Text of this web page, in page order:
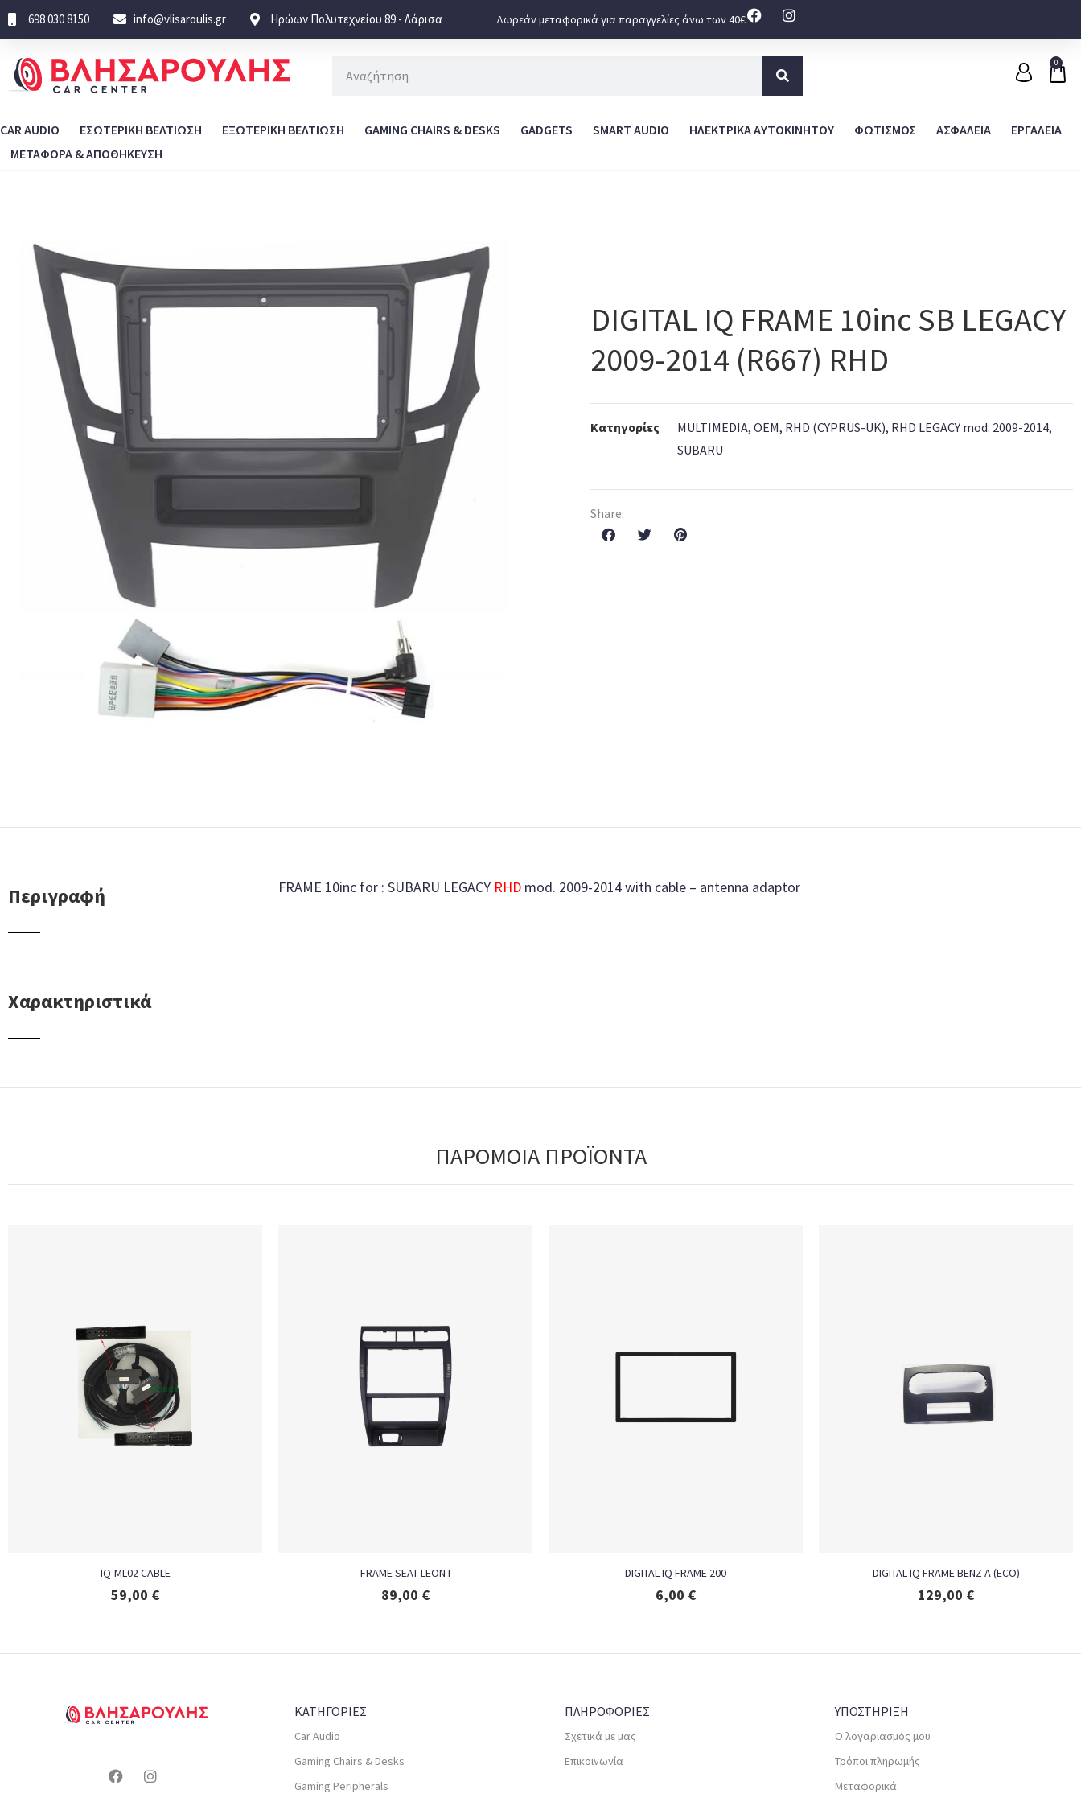
698 030 8150 info@vlisaroulis.gr Ηρώων Πολυτεχνείου 89 - Λάρισα Δωρεάν μεταφορικά για παραγγελίες άνω των 40€
0
CAR AUDIO ΕΣΩΤΕΡΙΚΗ ΒΕΛΤΙΩΣΗ ΕΞΩΤΕΡΙΚΗ ΒΕΛΤΙΩΣΗ GAMING CHAIRS & DESKS GADGETS SMART AUDIO ΗΛΕΚΤΡΙΚΑ ΑΥΤΟΚΙΝΗΤΟΥ ΦΩΤΙΣΜΟΣ ΑΣΦΑΛΕΙΑ
ΕΡΓΑΛΕΙΑ
ΜΕΤΑΦΟΡΑ & ΑΠΟΘΗΚΕΥΣΗ
DIGITAL IQ FRAME 10inc SB LEGACY
2009-2014 (R667) RHD
Κατηγορίες MULTIMEDIA, OEM, RHD (CYPRUS-UK), RHD LEGACY mod. 2009-2014,
SUBARU
Share:
Περιγραφή FRAME 10inc for : SUBARU LEGACY RHDmod. 2009-2014 with cable – antenna adaptor
Χαρακτηριστικά
ΠΑΡΟΜΟΙΑ ΠΡΟΪΟΝΤΑ
IQ-ML02 CABLE
59,00 €
FRAME SEAT LEON I
89,00 €
DIGITAL IQ FRAME 200
6,00 €
DIGITAL IQ FRAME BENZ A (ECO)
129,00 €
ΚΑΤΗΓΟΡΙΕΣ
Car Audio
Gaming Chairs & Desks
Gaming Peripherals
ΠΛΗΡΟΦΟΡΙΕΣ
Σχετικά με μας
Επικοινωνία
ΥΠΟΣΤΗΡΙΞΗ
Ο λογαριασμός μου
Τρόποι πληρωμής
Μεταφορικά